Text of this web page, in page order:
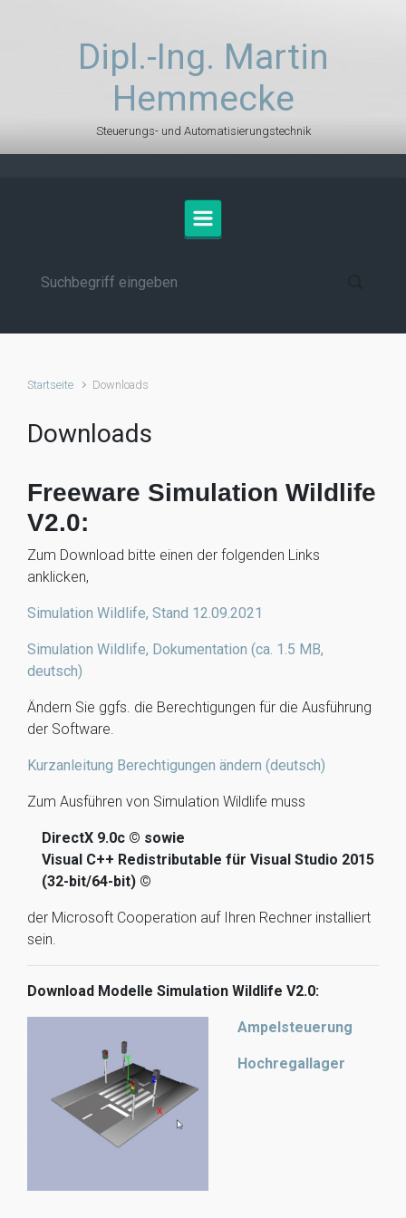
Dipl.-Ing. Martin
Hemmecke
Steuerungs- und Automatisierungstechnik
Startseite Downloads
Downloads
Freeware Simulation Wildlife
V2.0:
Zum Download bitte einen der folgenden Links
anklicken,
Simulation Wildlife, Stand 12.09.2021
Simulation Wildlife, Dokumentation (ca. 1.5 MB,
deutsch)
Ändern Sie ggfs. die Berechtigungen für die Ausführung
der Software.
Kurzanleitung Berechtigungen ändern (deutsch)
Zum Ausführen von Simulation Wildlife muss
DirectX 9.0c © sowie
Visual C++ Redistributable für Visual Studio 2015
(32-bit/64-bit) ©
der Microsoft Cooperation auf Ihren Rechner installiert
sein.
Download Modelle Simulation Wildlife V2.0:
Ampelsteuerung
Hochregallager